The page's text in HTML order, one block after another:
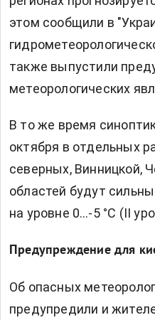
этом сообщили в
также выпустили
метеорологических
В то же время
октября в отдельных
северных, Винницкой,
областей будут
на уровне 0…-5 °С (II
Предупреждение для
Об опасных
предупредили и